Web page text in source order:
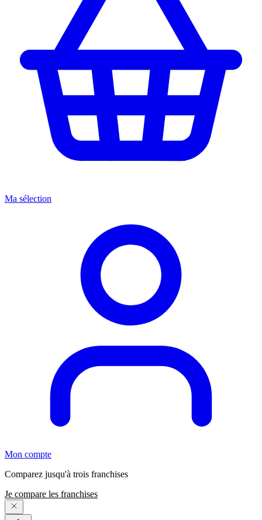
Ma sélection
Mon compte
Comparez jusqu'à trois franchises
Je compare les franchises